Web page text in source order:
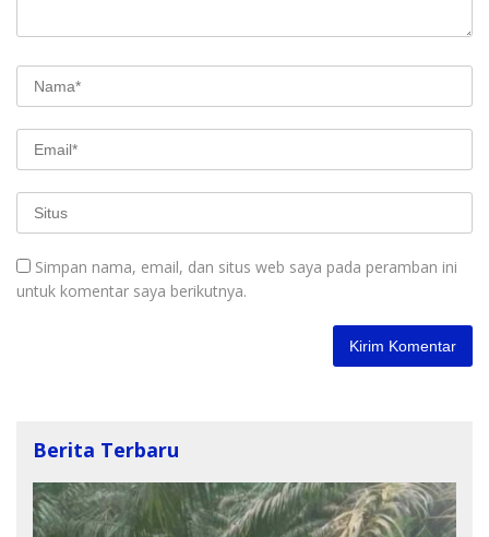
Simpan nama, email, dan situs web saya pada peramban ini
untuk komentar saya berikutnya.
Berita Terbaru